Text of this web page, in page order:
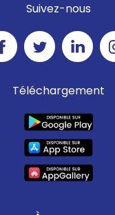
Suivez-nous
Téléchargement